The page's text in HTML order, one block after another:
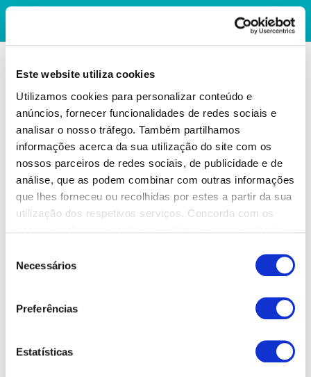
Este website utiliza cookies
Utilizamos cookies para personalizar conteúdo e
anúncios, fornecer funcionalidades de redes sociais e
analisar o nosso tráfego. Também partilhamos
informações acerca da sua utilização do site com os
nossos parceiros de redes sociais, de publicidade e de
análise, que as podem combinar com outras informações
que lhes forneceu ou recolhidas por estes a partir da sua
utilização dos respetivos serviços. Concorda com os
Necessários
Preferências
Estatísticas